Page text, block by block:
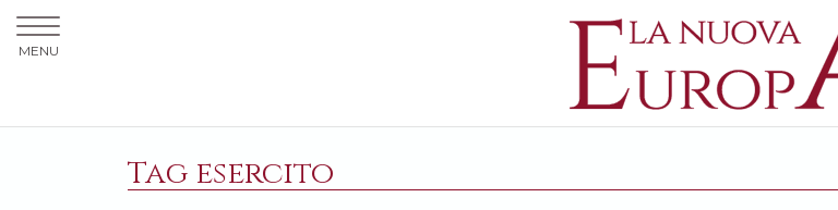
Tag esercito
MENU